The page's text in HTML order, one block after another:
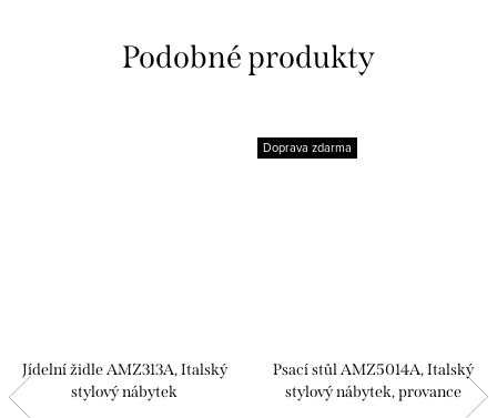
Jídelní židle AMZ313A, Italský
stylový nábytek
Doprava zdarma
Psací stůl AMZ5014A, Italský
stylový nábytek, provance